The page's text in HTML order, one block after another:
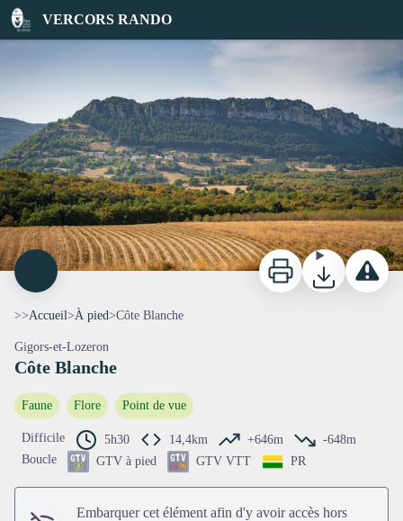
VERCORS RANDO
Côte Blanche
SD_FOCUS-OUTDOOR
ImprimerTéléchargerSignaler
>>Accueil>À pied>Côte Blanche
Gigors-et-Lozeron
Côte Blanche
Faune Flore Point de vue
Difficile 5h30 14,4km +646m
-648m
Boucle
GTV à pied GTV VTT PR
Embarquer cet élément afin d'y avoir accès hors